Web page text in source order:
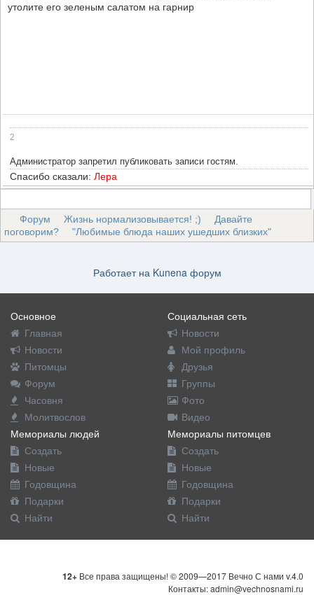
утолите его зеленым салатом на гарнир
2
Администратор запретил публиковать записи гостям.
Спасибо сказали: Лера
Форум Жизнь нормализовывается! ;)
Давайте
поговорим?
"Любимые блюда наших ушедших близких"
Работает на Kunena форум
Основное
Главная
Новости
Питомцы
Форум
Часовня
Молитвослов
Социальная сеть
Новости
Мой профиль
Друзья
Группы
Фото
Видео
Мемориалы людей
Создать
Новые
Годовщина
Подарки
Найти
Мемориалы питомцев
Создать
Новые
Годовщина
Подарки
Найти
12+ Все права защищены! © 2009—2017 Вечно С нами v.4.0
Контакты: admin@vechnosnami.ru